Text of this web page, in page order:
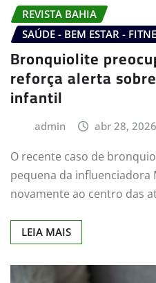
REVISTA BAHIA
SAÚDE - BEM ESTAR -
Bronquiolite
reforça alerta
infantil
admin abr 28, 2026
O recente caso de
pequena da influenciadora
novamente ao centro das
LEIA MAIS